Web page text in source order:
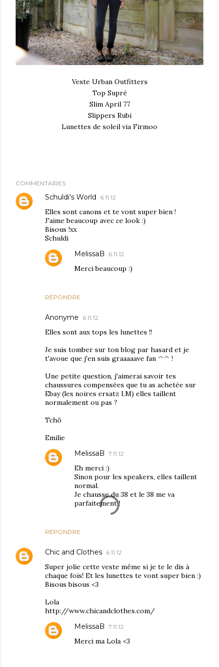
Veste Urban Outfitters
Top Supré
Slim April 77
Slippers Rubi
Lunettes de soleil via Firmoo
COMMENTAIRES
Schuldi's World 6.11.12
Elles sont canons et te vont super bien !
J'aime beaucoup avec ce look :)
Bisous !xx
Schuldi
RÉPONDRE
MelissaB 6.11.12
Merci beaucoup :)
Anonyme 6.11.12
Elles sont aux tops les lunettes !!
Je suis tomber sur ton blog par hasard et je
t'avoue que j'en suis graaaaave fan ^^ !
Une petite question, j'aimerai savoir tes
chaussures compensées que tu as achetée sur
Ebay (les noires ersatz I.M) elles taillent
normalement ou pas ?
Tchô
Emilie
RÉPONDRE
MelissaB 7.11.12
Eh merci :)
Sinon pour les speakers, elles taillent
normal.
Je chausse du 38 et le 38 me va
parfaitement !
Chic and Clothes 6.11.12
Super jolie cette veste même si je te le dis à
chaque fois! Et les lunettes te vont super bien :)
Bisous bisous <3
Lola
http://www.chicandclothes.com/
MelissaB 7.11.12
Merci ma Lola <3